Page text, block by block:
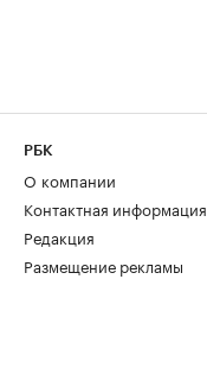
РБК
О компании
Контактная информация
Редакция
Размещение рекламы